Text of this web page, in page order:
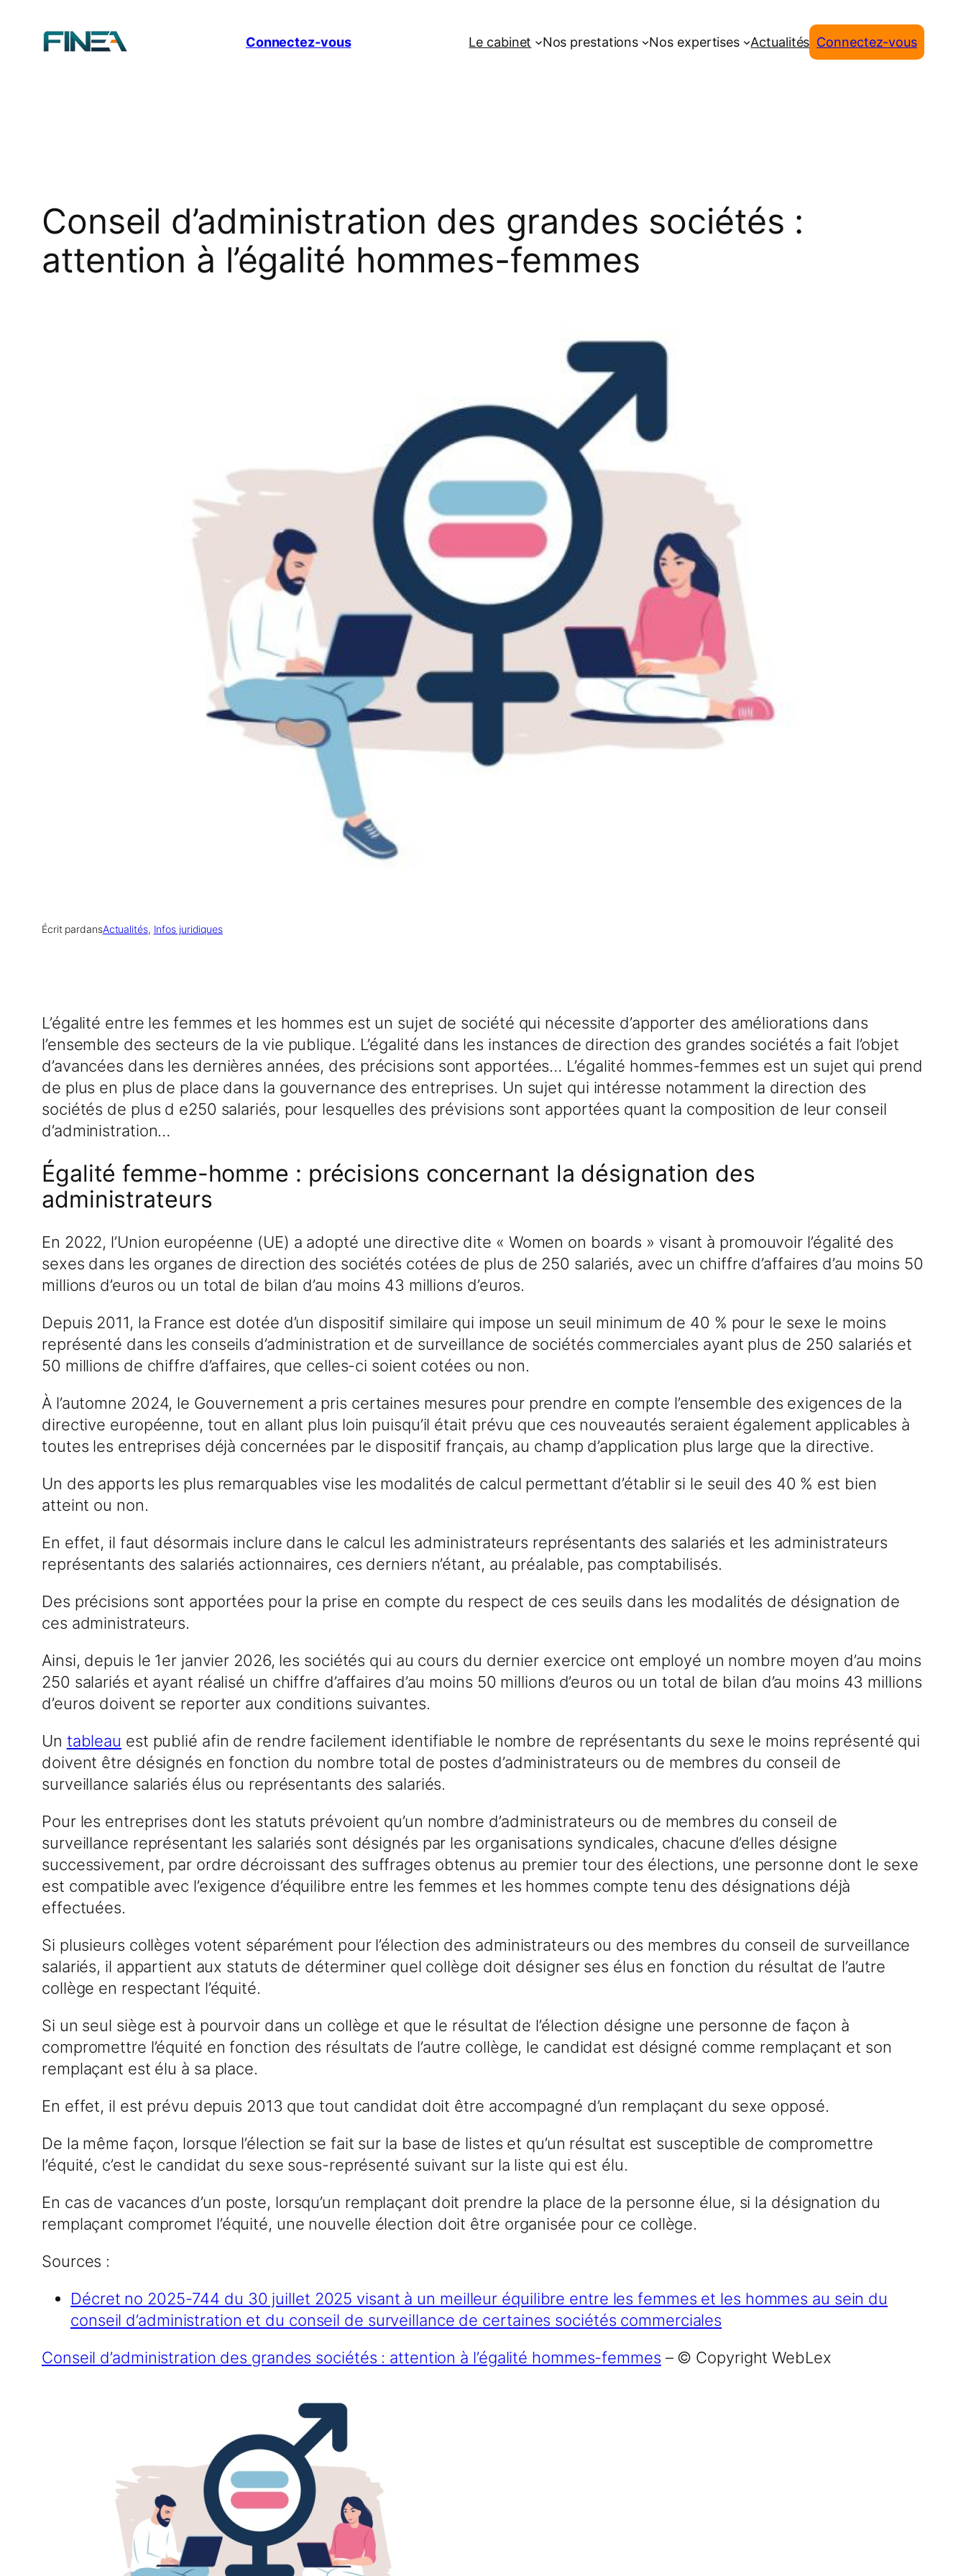
Connectez-vous Le cabinet Nos prestations Nos expertises Actualités Connectez-vous
Conseil d’administration des grandes sociétés :
attention à l’égalité hommes-femmes
Écrit pardansActualités, Infos juridiques
L’égalité entre les femmes et les hommes est un sujet de société qui nécessite d’apporter des améliorations dans
l’ensemble des secteurs de la vie publique. L’égalité dans les instances de direction des grandes sociétés a fait l’objet
d’avancées dans les dernières années, des précisions sont apportées… L’égalité hommes-femmes est un sujet qui prend
de plus en plus de place dans la gouvernance des entreprises. Un sujet qui intéresse notamment la direction des
sociétés de plus d e250 salariés, pour lesquelles des prévisions sont apportées quant la composition de leur conseil
d’administration…
Égalité femme-homme : précisions concernant la désignation des
administrateurs
En 2022, l’Union européenne (UE) a adopté une directive dite « Women on boards » visant à promouvoir l’égalité des
sexes dans les organes de direction des sociétés cotées de plus de 250 salariés, avec un chiffre d’affaires d’au moins 50
millions d’euros ou un total de bilan d’au moins 43 millions d’euros.
Depuis 2011, la France est dotée d’un dispositif similaire qui impose un seuil minimum de 40 % pour le sexe le moins
représenté dans les conseils d’administration et de surveillance de sociétés commerciales ayant plus de 250 salariés et
50 millions de chiffre d’affaires, que celles-ci soient cotées ou non.
À l’automne 2024, le Gouvernement a pris certaines mesures pour prendre en compte l’ensemble des exigences de la
directive européenne, tout en allant plus loin puisqu’il était prévu que ces nouveautés seraient également applicables à
toutes les entreprises déjà concernées par le dispositif français, au champ d’application plus large que la directive.
Un des apports les plus remarquables vise les modalités de calcul permettant d’établir si le seuil des 40 % est bien
atteint ou non.
En effet, il faut désormais inclure dans le calcul les administrateurs représentants des salariés et les administrateurs
représentants des salariés actionnaires, ces derniers n’étant, au préalable, pas comptabilisés.
Des précisions sont apportées pour la prise en compte du respect de ces seuils dans les modalités de désignation de
ces administrateurs.
Ainsi, depuis le 1er janvier 2026, les sociétés qui au cours du dernier exercice ont employé un nombre moyen d’au moins
250 salariés et ayant réalisé un chiffre d’affaires d’au moins 50 millions d’euros ou un total de bilan d’au moins 43 millions
d’euros doivent se reporter aux conditions suivantes.
Un tableau est publié afin de rendre facilement identifiable le nombre de représentants du sexe le moins représenté qui
doivent être désignés en fonction du nombre total de postes d’administrateurs ou de membres du conseil de
surveillance salariés élus ou représentants des salariés.
Pour les entreprises dont les statuts prévoient qu’un nombre d’administrateurs ou de membres du conseil de
surveillance représentant les salariés sont désignés par les organisations syndicales, chacune d’elles désigne
successivement, par ordre décroissant des suffrages obtenus au premier tour des élections, une personne dont le sexe
est compatible avec l’exigence d’équilibre entre les femmes et les hommes compte tenu des désignations déjà
effectuées.
Si plusieurs collèges votent séparément pour l’élection des administrateurs ou des membres du conseil de surveillance
salariés, il appartient aux statuts de déterminer quel collège doit désigner ses élus en fonction du résultat de l’autre
collège en respectant l’équité.
Si un seul siège est à pourvoir dans un collège et que le résultat de l’élection désigne une personne de façon à
compromettre l’équité en fonction des résultats de l’autre collège, le candidat est désigné comme remplaçant et son
remplaçant est élu à sa place.
En effet, il est prévu depuis 2013 que tout candidat doit être accompagné d’un remplaçant du sexe opposé.
De la même façon, lorsque l’élection se fait sur la base de listes et qu’un résultat est susceptible de compromettre
l’équité, c’est le candidat du sexe sous-représenté suivant sur la liste qui est élu.
En cas de vacances d’un poste, lorsqu’un remplaçant doit prendre la place de la personne élue, si la désignation du
remplaçant compromet l’équité, une nouvelle élection doit être organisée pour ce collège.
Sources :
Décret no 2025-744 du 30 juillet 2025 visant à un meilleur équilibre entre les femmes et les hommes au sein du
conseil d’administration et du conseil de surveillance de certaines sociétés commerciales
Conseil d’administration des grandes sociétés : attention à l’égalité hommes-femmes – © Copyright WebLex